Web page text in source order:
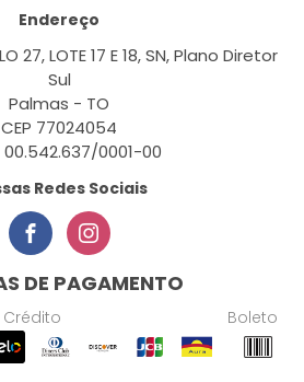
Endereço
27, LOTE 17 E 18, SN, Plano Diretor
Sul
Palmas - TO
CEP 77024054
00.542.637/0001-00
Redes Sociais
DE PAGAMENTO
Crédito Boleto